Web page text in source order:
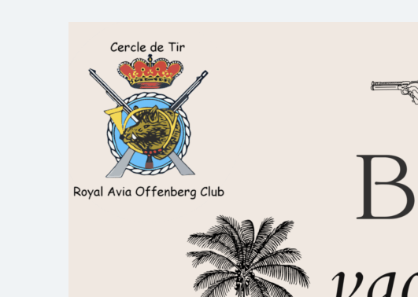
Royal AOC Florennes
Section TIR de l'AVIA